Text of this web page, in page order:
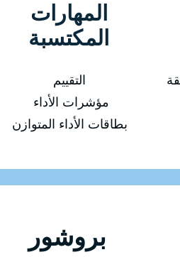
المهارات
المكتسبة
التقييم
مؤشرات الأداء
بطاقات الأداء المتوازن